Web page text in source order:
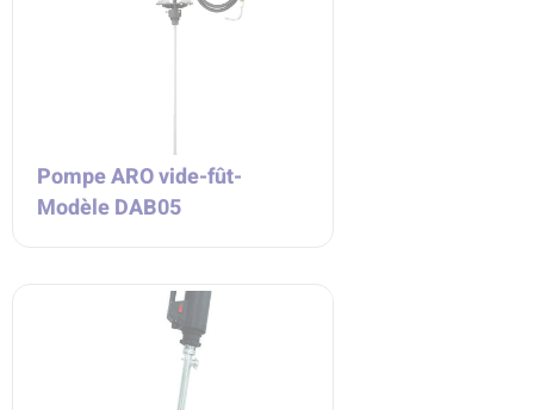
Pompe ARO vide-fût-
Modèle DAB05